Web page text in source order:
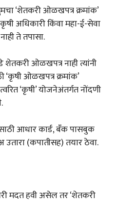
‘शेतकरी ओळखपत्र क्रमांक’
अधिकारी किंवा महा-ई-सेवा
ते तपासा.
ओळखपत्र नाही त्यांनी
‘कृषी ओळखपत्र क्रमांक’
‘कृषी’ योजनेअंतर्गत नोंदणी
आधार कार्ड, बँक पासबुक
(कपातीसह) तयार ठेवा.
मदत हवी असेल तर ‘शेतकरी